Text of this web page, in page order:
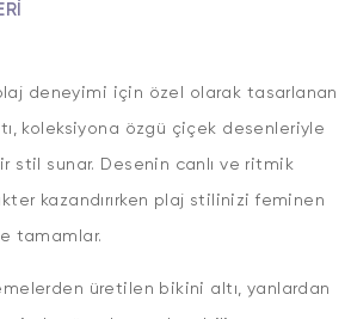
plaj deneyimi için özel olarak tasarlanan
koleksiyona özgü çiçek desenleriyle
stil sunar. Desenin canlı ve ritmik
kazandırırken plaj stilinizi feminen
tamamlar.
üretilen bikini altı, yanlardan